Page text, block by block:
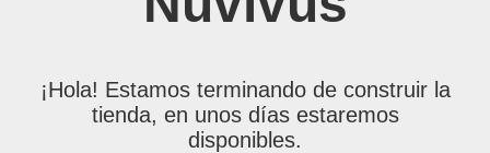
¡Hola! Estamos terminando de construir la
tienda, en unos días estaremos
disponibles.